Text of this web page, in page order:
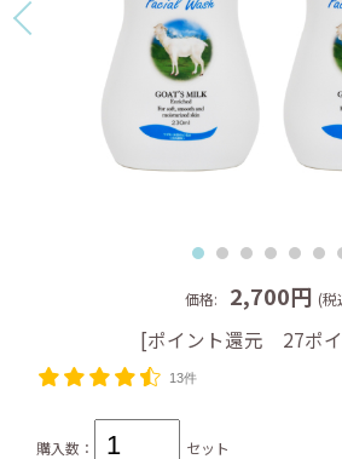
価格: 2,700円 (税
[ポイント還元 27ポ
13件
購入数： セット